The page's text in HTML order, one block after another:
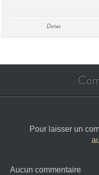
Dates
Pour laisser un
Aucun commentaire